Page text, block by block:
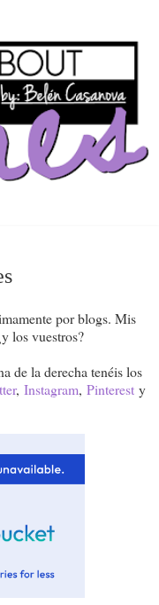
por blogs. Mis
los vuestros?
de la derecha tenéis los
, Instagram, Pinterest y